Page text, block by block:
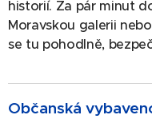
historií. Za pár minut
Moravskou galerii
se tu pohodlně,
Občanská